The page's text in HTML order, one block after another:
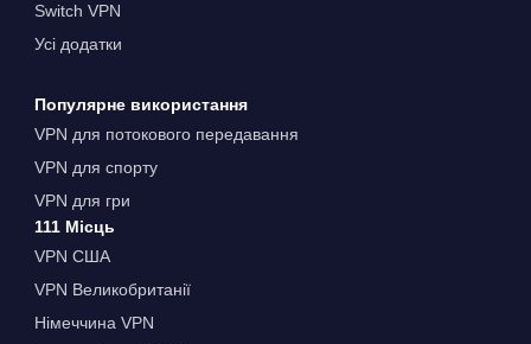
Switch VPN
Усі додатки
Популярне використання
VPN для потокового передавання
VPN для спорту
VPN для гри
111 Місць
VPN США
VPN Великобританії
Німеччина VPN